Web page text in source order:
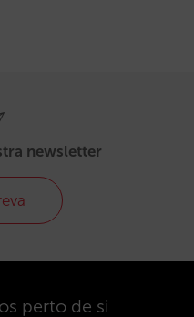
newsletter
perto de si